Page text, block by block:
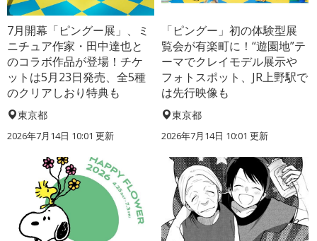
7月開幕「ピングー展」、ミ
ニチュア作家・田中達也と
のコラボ作品が登場！チケ
ットは5月23日発売、全5種
のクリアしおり特典も
東京都
2026年7月14日 10:01 更新
「ピングー」初の体験型展
覧会が有楽町に！“遊園地”テ
ーマでクレイモデル展示や
フォトスポット、JR上野駅で
は先行映像も
東京都
2026年7月14日 10:01 更新